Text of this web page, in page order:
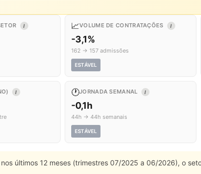
I 📈VOLUME DE CONTRATAÇÕES I
-3,1%
162 → 157 admissões
ESTÁVEL
I 🕐JORNADA SEMANAL I
-0,1h
44h → 44h semanais
ESTÁVEL
nos últimos 12 meses (trimestres 07/2025 a 06/2026), o